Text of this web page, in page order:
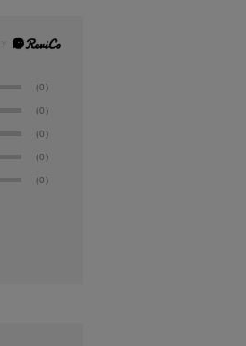
(0)
(0)
(0)
(0)
(0)